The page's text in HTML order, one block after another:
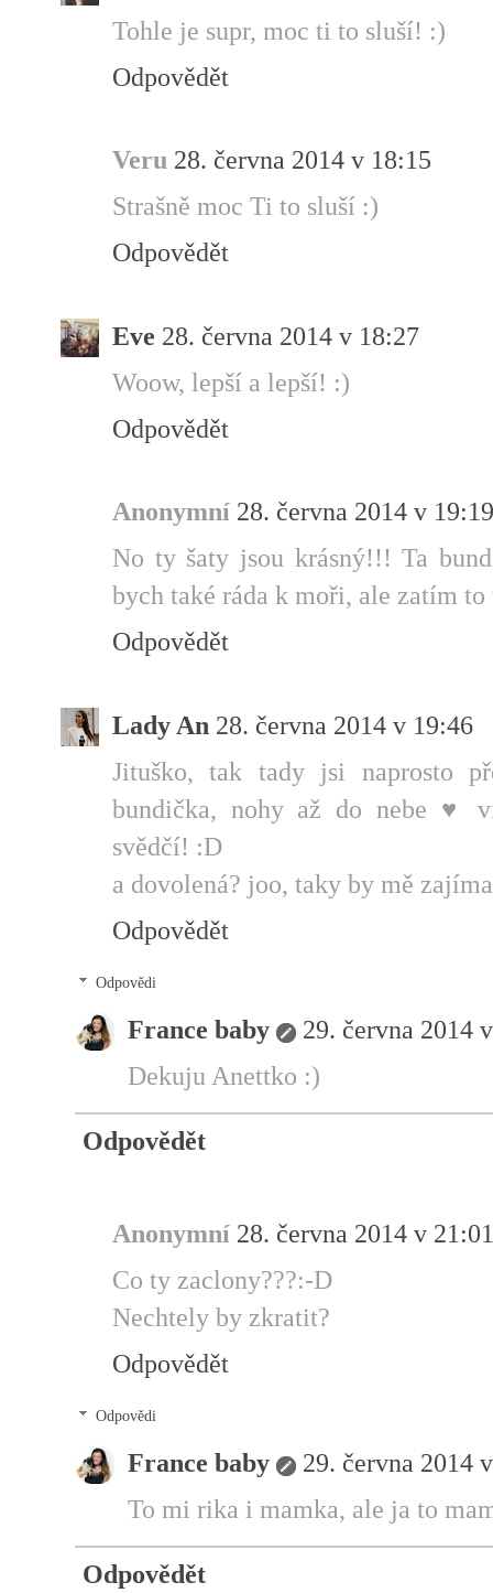
Tohle je supr, moc ti to sluší! :)
Odpovědět
Veru 28. června 2014 v 18:15
Strašně moc Ti to sluší :)
Odpovědět
Eve 28. června 2014 v 18:27
Woow, lepší a lepší! :)
Odpovědět
Anonymní 28. června 2014 v 19:19
No ty šaty jsou krásný!!! Ta
bych také ráda k moři, ale zatím
Odpovědět
Lady An 28. června 2014 v 19:46
Jituško, tak tady jsi naprosto
bundička, nohy až do nebe ♥
svědčí! :D
a dovolená? joo, taky by mě
Odpovědět
Odpovědi
France baby
29. června 2014
Dekuju Anettko :)
Odpovědět
Anonymní 28. června 2014 v 21:01
Co ty zaclony???:-D
Nechtely by zkratit?
Odpovědět
Odpovědi
France baby
29. června 2014
To mi rika i mamka, ale ja to
Odpovědět